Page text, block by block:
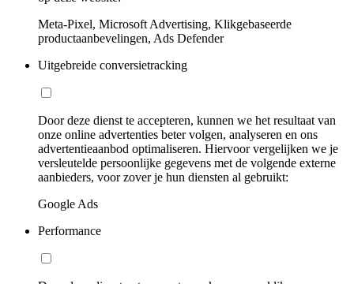
Meta-Pixel, Microsoft Advertising, Klikgebaseerde
productaanbevelingen, Ads Defender
Uitgebreide conversietracking
Door deze dienst te accepteren, kunnen we het resultaat van
onze online advertenties beter volgen, analyseren en ons
advertentieaanbod optimaliseren. Hiervoor vergelijken we je
versleutelde persoonlijke gegevens met de volgende externe
aanbieders, voor zover je hun diensten al gebruikt:
Google Ads
Performance